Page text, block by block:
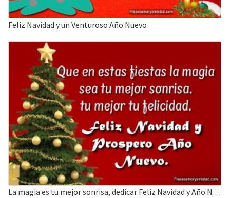
Feliz Navidad y un Venturoso Año Nuevo
La magia es tu mejor sonrisa, dedicar Feliz Navidad y Año Nuevo